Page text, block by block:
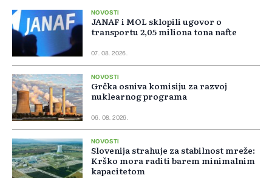
NOVOSTI
JANAF i MOL sklopili ugovor o
transportu 2,05 miliona tona nafte
07. 08. 2026.
NOVOSTI
Grčka osniva komisiju za razvoj
nuklearnog programa
06. 08. 2026.
NOVOSTI
Slovenija strahuje za stabilnost mreže:
Krško mora raditi barem minimalnim
kapacitetom